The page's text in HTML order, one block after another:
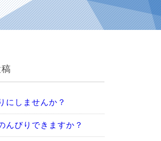
にしませんか？
んびりできますか？